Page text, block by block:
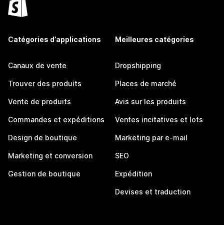
Catégories d’applications
Canaux de vente
Trouver des produits
Vente de produits
Commandes et expéditions
Design de boutique
Marketing et conversion
Gestion de boutique
Meilleures catégories
Dropshipping
Places de marché
Avis sur les produits
Ventes incitatives et lots
Marketing par e-mail
SEO
Expédition
Devises et traduction